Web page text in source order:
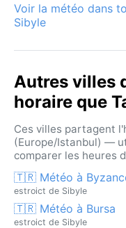
Voir la météo dans
Sibyle
Autres villes
horaire que
Ces villes partagent
(Europe/Istanbul) —
comparer les heures
🇹🇷 Météo à
estroict de Sibyle
🇹🇷 Météo à Bursa
estroict de Sibyle